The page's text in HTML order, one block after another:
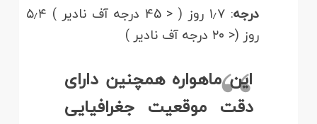
درجه
: ۱٫۷ روز ( < 45 درجه آف نادیر ) ۵٫۴
روز (< ۲۰ درجه آف نادیر )
این ماهواره همچنین دارای
دقت موقعیت جغرافیایی